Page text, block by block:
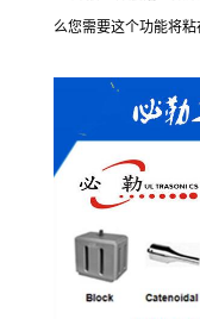
么您需要这个功能将粘